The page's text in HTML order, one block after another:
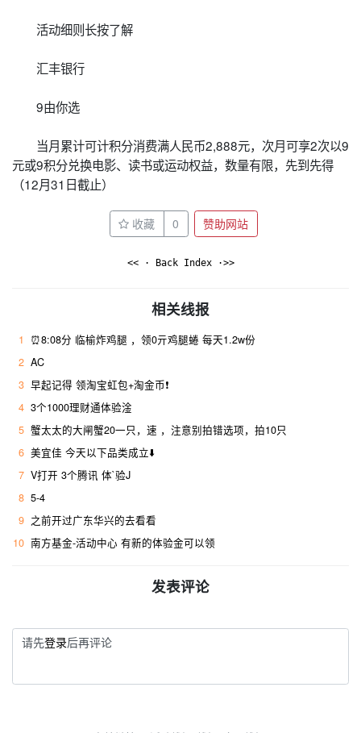
活动细则长按了解
汇丰银行
9由你选
当月累计可计积分消费满人民币2,888元，次月可享2次以9
元或9积分兑换电影、读书或运动权益，数量有限，先到先得
（12月31日截止）
收藏 0 赞助网站
<< · Back Index ·>>
相关线报
1
⏰8:08分 临榆炸鸡腿 ，领0亓鸡腿蜷 每天1.2w份
2 AC
3 早起记得 领淘宝虹包+淘金币❗
4 3个1000理财通体验淦
5 蟹太太的大闸蟹20一只，速 ，注意别拍错选项，拍10只
6 美宜佳 今天以下品类成立⬇️
7 V打开 3个腾讯 体`验J
8 5-4
9 之前开过广东华兴的去看看
10 南方基金-活动中心 有新的体验金可以领
发表评论
请先登录后再评论